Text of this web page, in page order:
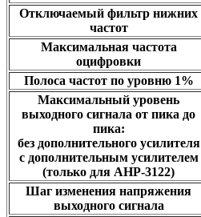
Отключаемый фильтр нижних
частот
Максимальная частота
оцифровки
Полоса частот по уровню 1%
Максимальный уровень
выходного сигнала от пика до
пика:
без дополнительного усилителя
с дополнительным усилителем
(только для АНР-3122)
Шаг изменения напряжения
выходного сигнала